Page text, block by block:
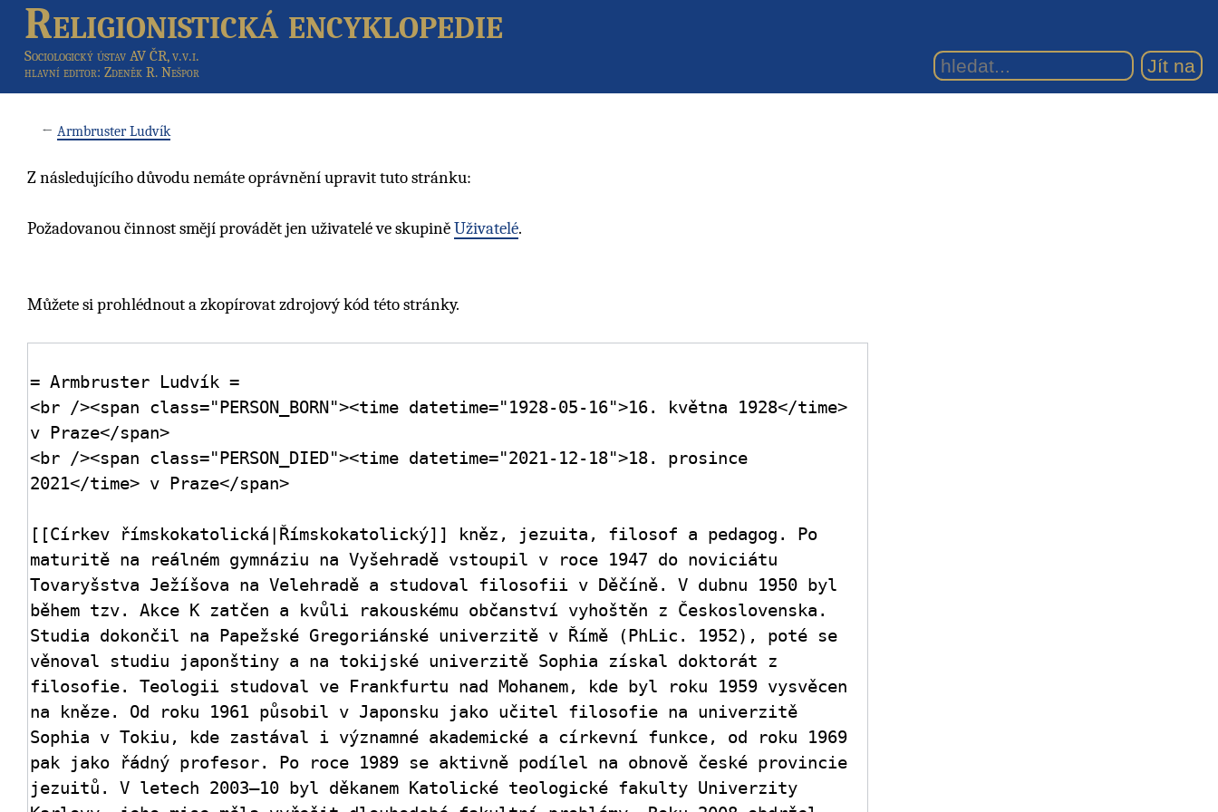
Religionistická encyklopedie
Sociologický ústav AV ČR, v.v.i.
hlavní editor: Zdeněk R. Nešpor
← Armbruster Ludvík
Z následujícího důvodu nemáte oprávnění upravit tuto stránku:
Požadovanou činnost smějí provádět jen uživatelé ve skupiněUživatelé.
Můžete si prohlédnout a zkopírovat zdrojový kód této stránky.